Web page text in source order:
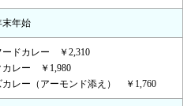
末年始
ードカレー ￥2,310
カレー ￥1,980
カレー（アーモンド添え） ￥1,760